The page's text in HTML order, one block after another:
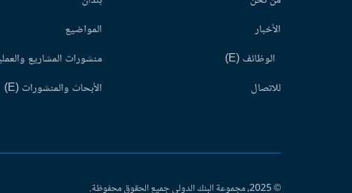
الأخبار
الوظائف (E)
للاتصال
المواضيع
منشورات المشاريع
الأبحاث والمنشورات (E)
© 2025، مجموعة البنك الدولي جميع الحقوق محفوظة.